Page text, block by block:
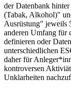
der Datenbank
(Tabak, Alkohol)"
Ausrüstung" jeweils
anderen Umfang für
definieren oder
unterschiedlichen
daher für
kontroversen
Unklarheiten